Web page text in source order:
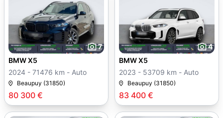
7
80 300 €
BMW X5
2024 - 71476 km - Auto
Beaupuy (31850)
4
83 400 €
BMW X5
2023 - 53709 km - Auto
Beaupuy (31850)